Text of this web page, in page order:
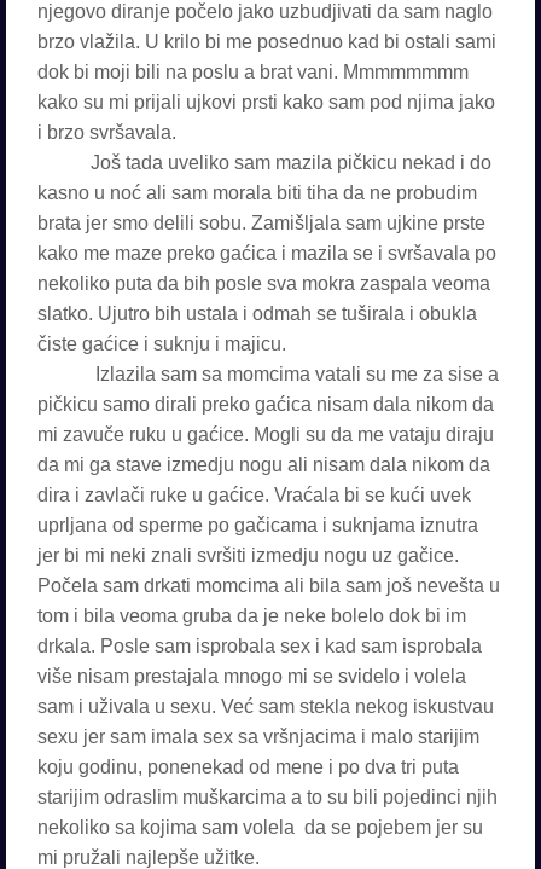
njegovo diranje počelo jako uzbudjivati da sam naglo
brzo vlažila. U krilo bi me posednuo kad bi ostali sami
dok bi moji bili na poslu a brat vani. Mmmmmmmm
kako su mi prijali ujkovi prsti kako sam pod njima jako
i brzo svršavala.
Još tada uveliko sam mazila pičkicu nekad i do
kasno u noć ali sam morala biti tiha da ne probudim
brata jer smo delili sobu. Zamišljala sam ujkine prste
kako me maze preko gaćica i mazila se i svršavala po
nekoliko puta da bih posle sva mokra zaspala veoma
slatko. Ujutro bih ustala i odmah se tuširala i obukla
čiste gaćice i suknju i majicu.
Izlazila sam sa momcima vatali su me za sise a
pičkicu samo dirali preko gaćica nisam dala nikom da
mi zavuče ruku u gaćice. Mogli su da me vataju diraju
da mi ga stave izmedju nogu ali nisam dala nikom da
dira i zavlači ruke u gaćice. Vraćala bi se kući uvek
uprljana od sperme po gačicama i suknjama iznutra
jer bi mi neki znali svršiti izmedju nogu uz gačice.
Počela sam drkati momcima ali bila sam još nevešta u
tom i bila veoma gruba da je neke bolelo dok bi im
drkala. Posle sam isprobala sex i kad sam isprobala
više nisam prestajala mnogo mi se svidelo i volela
sam i uživala u sexu. Već sam stekla nekog iskustvau
sexu jer sam imala sex sa vršnjacima i malo starijim
koju godinu, ponenekad od mene i po dva tri puta
starijim odraslim muškarcima a to su bili pojedinci njih
nekoliko sa kojima sam volela da se pojebem jer su
mi pružali najlepše užitke.